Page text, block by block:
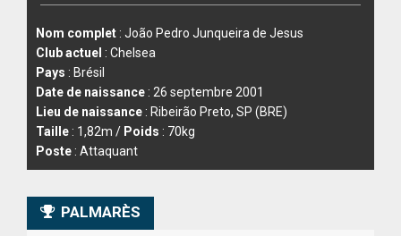
PALMARÈS
LES DIRECTS
LIGUE 2
COUPE DE FRANCE
Nom complet : João Pedro Junqueira de Jesus
Club actuel : Chelsea
Pays : Brésil
Date de naissance : 26 septembre 2001
Lieu de naissance : Ribeirão Preto, SP (BRE)
Taille : 1,82m / Poids : 70kg
Poste : Attaquant
PALMARÈS